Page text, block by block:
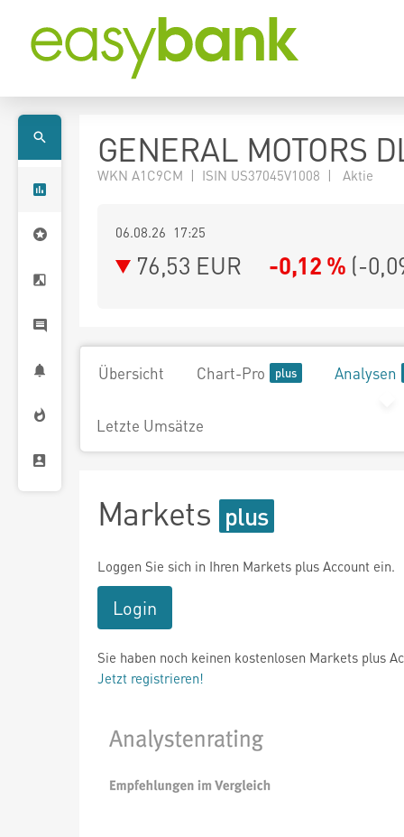
GENERAL MOTORS
WKN A1C9CM | ISIN US37045V1008 | Aktie
06.08.26 17:25
76,53 EUR -0,12 % (-
Übersicht Chart-Pro Analysen
Letzte Umsätze
Markets
Loggen Sie sich in Ihren Markets plus Account ein.
Login
Sie haben noch keinen kostenlosen Markets plus
Jetzt registrieren!